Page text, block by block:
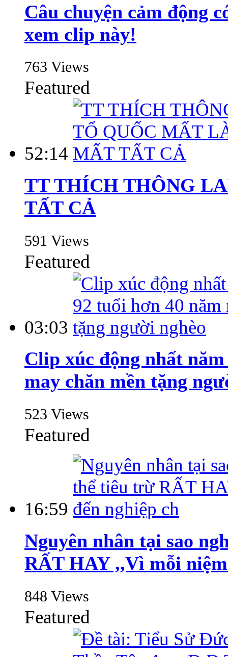
Câu chuyện cảm động
xem clip này!
763 Views
Featured
52:14
TT THÍCH THÔNG
TẤT CẢ
591 Views
Featured
03:03
Clip xúc động nhất
may chăn mền tặng
523 Views
Featured
16:59
Nguyên nhân tại sao
RẤT HAY ,,Vì mỗi
848 Views
Featured